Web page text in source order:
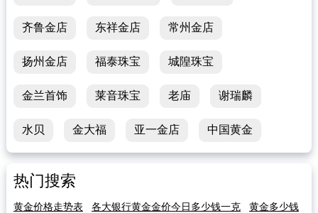
齐鲁金店 东祥金店 常州金店
扬州金店 福泰珠宝 城隍珠宝
金兰首饰 莱音珠宝 老庙 谢瑞麟
水贝 金大福 亚一金店 中国黄金
热门搜索
黄金价格走势表 各大银行黄金金价今日多少钱一克
黄金多少钱